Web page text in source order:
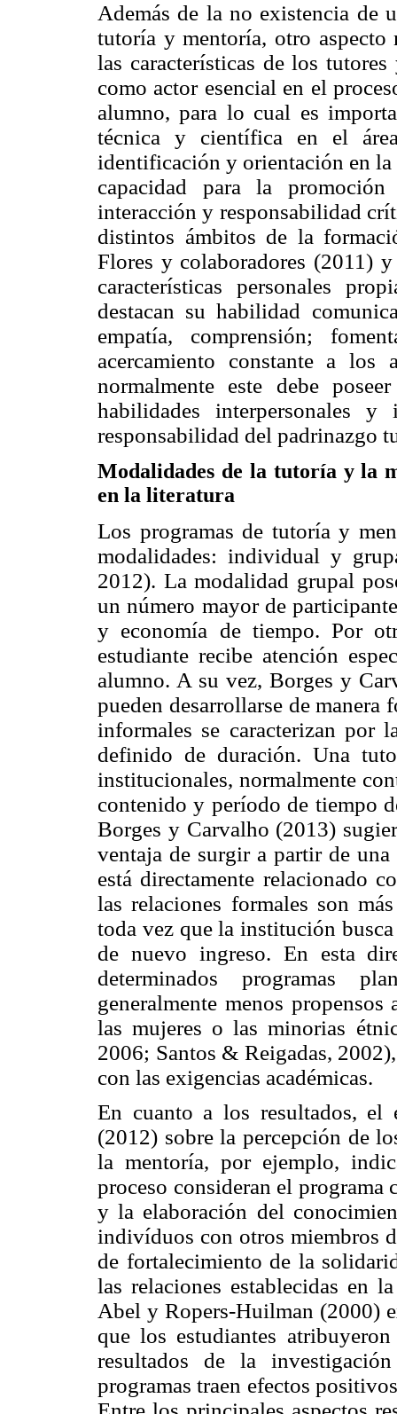
Además de la no existencia de
tutoría y mentoría, otro aspecto
las características de los
como actor esencial en el
alumno, para lo cual es
técnica y científica en el
identificación y orientación en la
capacidad para la
interacción y responsabilidad
distintos ámbitos de la
Flores y colaboradores (2011)
características personales
destacan su habilidad
empatía, comprensión;
acercamiento constante a
normalmente este debe
habilidades interpersonales
responsabilidad del padrinazgo
Modalidades de la tutoría y la
en la literatura
Los programas de tutoría y
modalidades: individual y
2012). La modalidad grupal
un número mayor de
y economía de tiempo. Por
estudiante recibe atención
alumno. A su vez, Borges y
pueden desarrollarse de
informales se caracterizan por
definido de duración. Una
institucionales, normalmente
contenido y período de tiempo
Borges y Carvalho (2013)
ventaja de surgir a partir de
está directamente relacionado
las relaciones formales son
toda vez que la institución
de nuevo ingreso. En esta
determinados programas
generalmente menos
las mujeres o las minorias
2006; Santos & Reigadas,
con las exigencias académicas.
En cuanto a los resultados, el
(2012) sobre la percepción de
la mentoría, por ejemplo,
proceso consideran el
y la elaboración del
indivíduos con otros miembros
de fortalecimiento de la
las relaciones establecidas en
Abel y Ropers-Huilman (2000)
que los estudiantes
resultados de la
programas traen efectos